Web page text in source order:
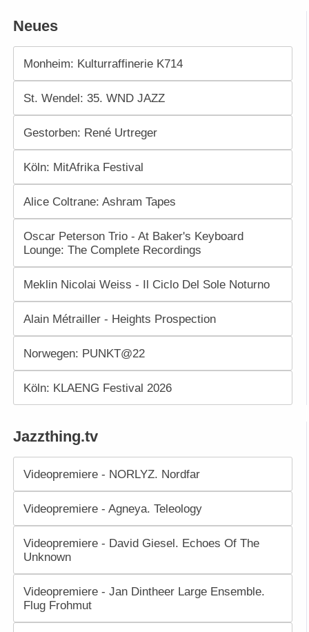
Neues
Monheim: Kulturraffinerie K714
St. Wendel: 35. WND JAZZ
Gestorben: René Urtreger
Köln: MitAfrika Festival
Alice Coltrane: Ashram Tapes
Oscar Peterson Trio - At Baker's Keyboard
Lounge: The Complete Recordings
Meklin Nicolai Weiss - Il Ciclo Del Sole Noturno
Alain Métrailler - Heights Prospection
Norwegen: PUNKT@22
Köln: KLAENG Festival 2026
Jazzthing.tv
Videopremiere - NORLYZ. Nordfar
Videopremiere - Agneya. Teleology
Videopremiere - David Giesel. Echoes Of The
Unknown
Videopremiere - Jan Dintheer Large Ensemble.
Flug Frohmut